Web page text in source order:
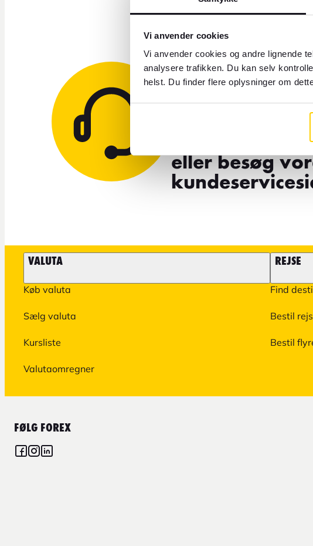
Vi anvender cookies
Vi anvender cookies og andre lignende
analysere trafikken. Du kan selv
helst. Du finder flere oplysninger om
Brug for
Send os en e-
eller besøg
VALUTA
Køb valuta
Sælg valuta
Kursliste
Valutaomregner
REJSE
Find
Bestil
Bestil
FØLG FOREX